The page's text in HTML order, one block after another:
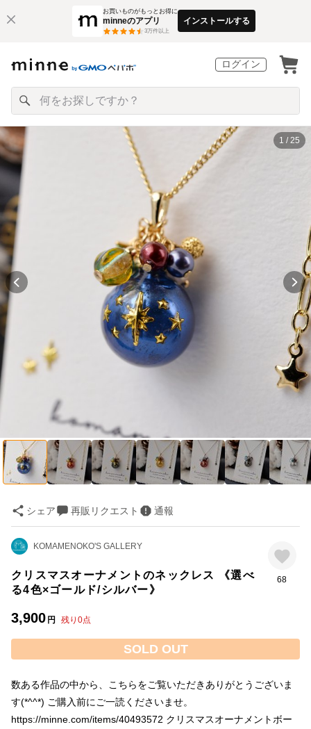
お買いものがもっとお得に
minneのアプリ
3万件以上
インストールする
ログイン
1 / 25
シェア 再販リクエスト 通報
KOMAMENOKO'S GALLERY
クリスマスオーナメントのネックレス 《選べ
る4色×ゴールド/シルバー》
3,900 円 残り 0点
68
SOLD OUT
数ある作品の中から、こちらをご覧いただきありがとうございま
す(*^^*) ご購入前にご一読くださいませ。
https://minne.com/items/40493572 クリスマスオーナメントボー